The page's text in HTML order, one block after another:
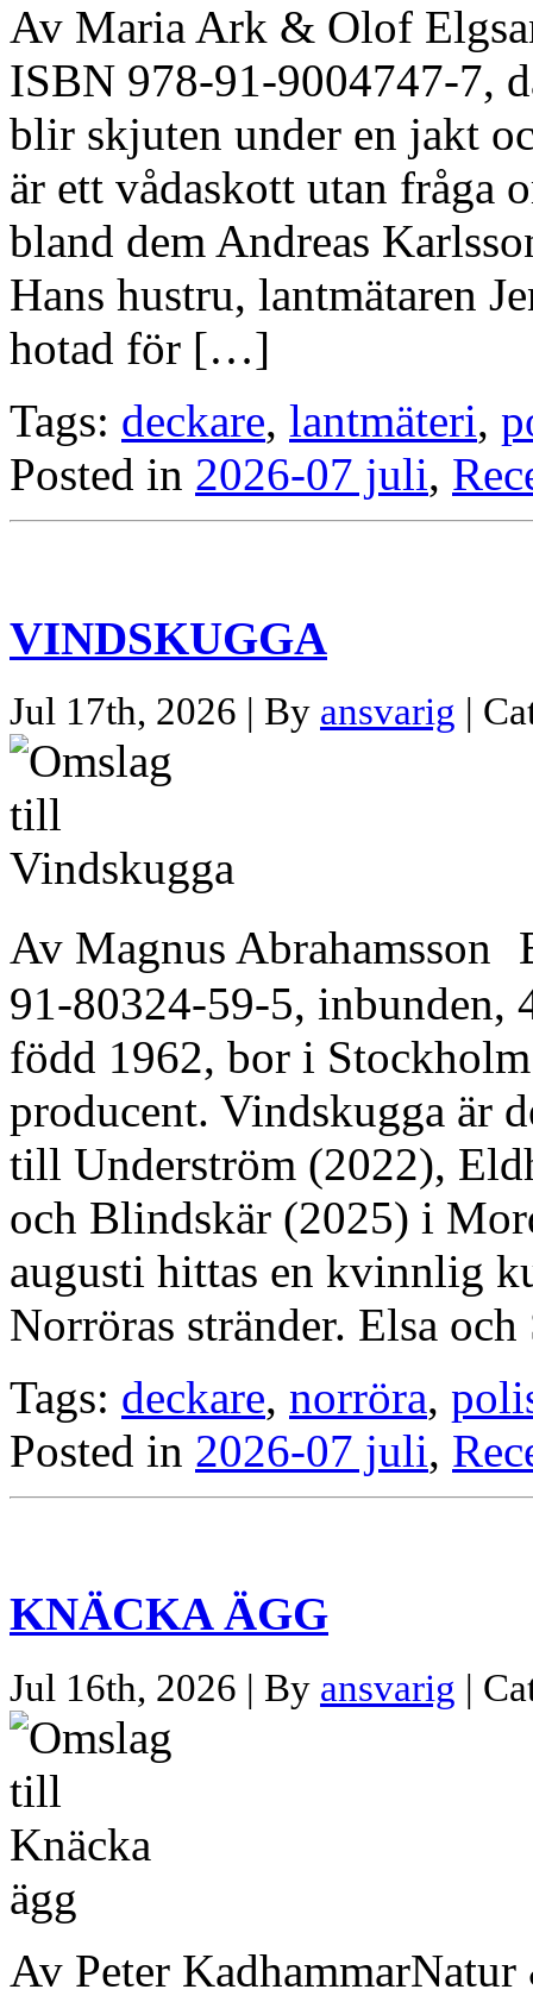
Av Maria Ark & Olof
ISBN 978-91-9004747-7,
blir skjuten under en jakt
är ett vådaskott utan fråga
bland dem Andreas
Hans hustru, lantmätaren
hotad för […]
Tags: deckare, lantmäteri,
Posted in 2026-07 juli,
VINDSKUGGA
Jul 17th, 2026 | By ansvarig |
Av Magnus
91-80324-59-5, inbunden,
född 1962, bor i
producent. Vindskugga är
till Underström (2022),
och Blindskär (2025) i
augusti hittas en kvinnlig
Norröras stränder. Elsa
Tags: deckare, norröra,
Posted in 2026-07 juli,
KNÄCKA ÄGG
Jul 16th, 2026 | By ansvarig |
Av Peter